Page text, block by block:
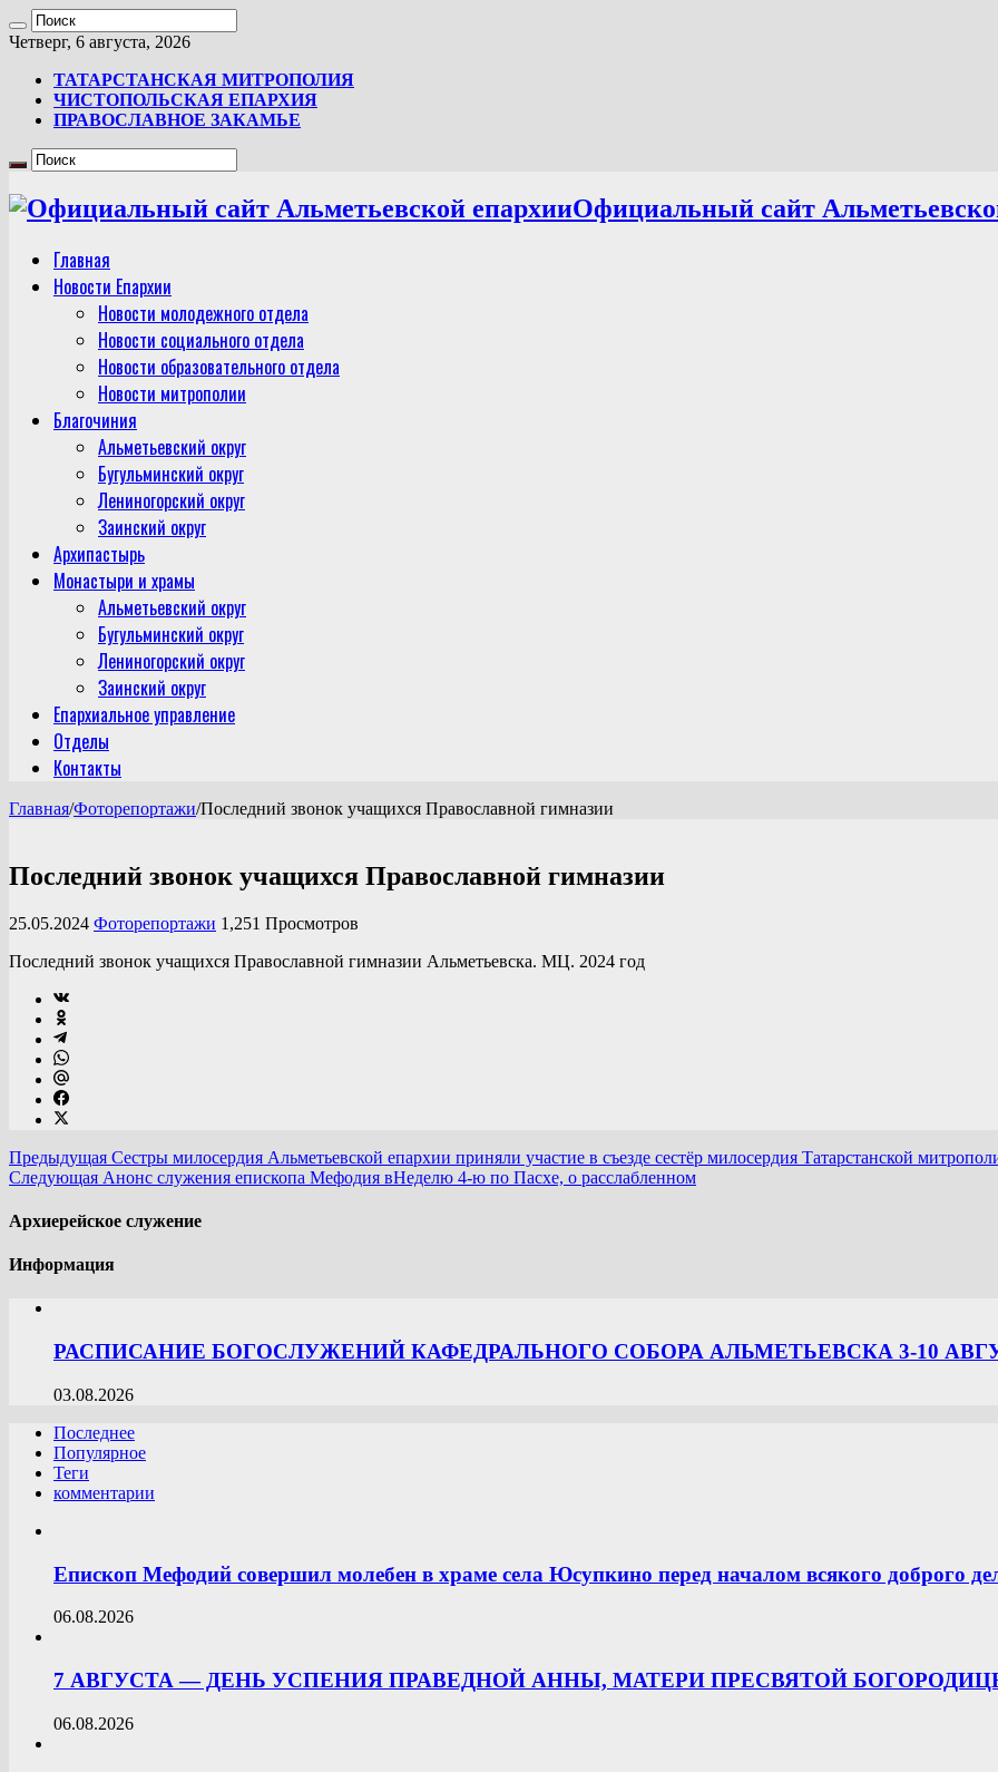
Четверг, 6 августа, 2026
ТАТАРСТАНСКАЯ МИТРОПОЛИЯ
ЧИСТОПОЛЬСКАЯ ЕПАРХИЯ
ПРАВОСЛАВНОЕ ЗАКАМЬЕ
Официальный сайт
Главная
Новости Епархии
Новости молодежного отдела
Новости социального отдела
Новости образовательного отдела
Новости митрополии
Благочиния
Альметьевский округ
Бугульминский округ
Лениногорский округ
Заинский округ
Архипастырь
Монастыри и храмы
Альметьевский округ
Бугульминский округ
Лениногорский округ
Заинский округ
Епархиальное управление
Отделы
Контакты
Главная/Фоторепортажи/Последний звонок учащихся Православной гимназии
Последний звонок учащихся Православной гимназии
25.05.2024 Фоторепортажи 1,251 Просмотров
Последний звонок учащихся Православной гимназии Альметьевска. МЦ. 2024 год
Предыдущая Сестры милосердия Альметьевской епархии приняли участие в съезде сестёр милосердия Татарстанской
Следующая Анонс служения епископа Мефодия вНеделю 4-ю по Пасхе, о расслабленном
Архиерейское служение
Информация
РАСПИСАНИЕ БОГОСЛУЖЕНИЙ КАФЕДРАЛЬНОГО СОБОРА АЛЬМЕТЬЕВСКА 3-10
03.08.2026
Последнее
Популярное
Теги
комментарии
Епископ Мефодий совершил молебен в храме села Юсупкино перед началом всякого доброго
06.08.2026
7 АВГУСТА — ДЕНЬ УСПЕНИЯ ПРАВЕДНОЙ АННЫ, МАТЕРИ ПРЕСВЯТОЙ
06.08.2026